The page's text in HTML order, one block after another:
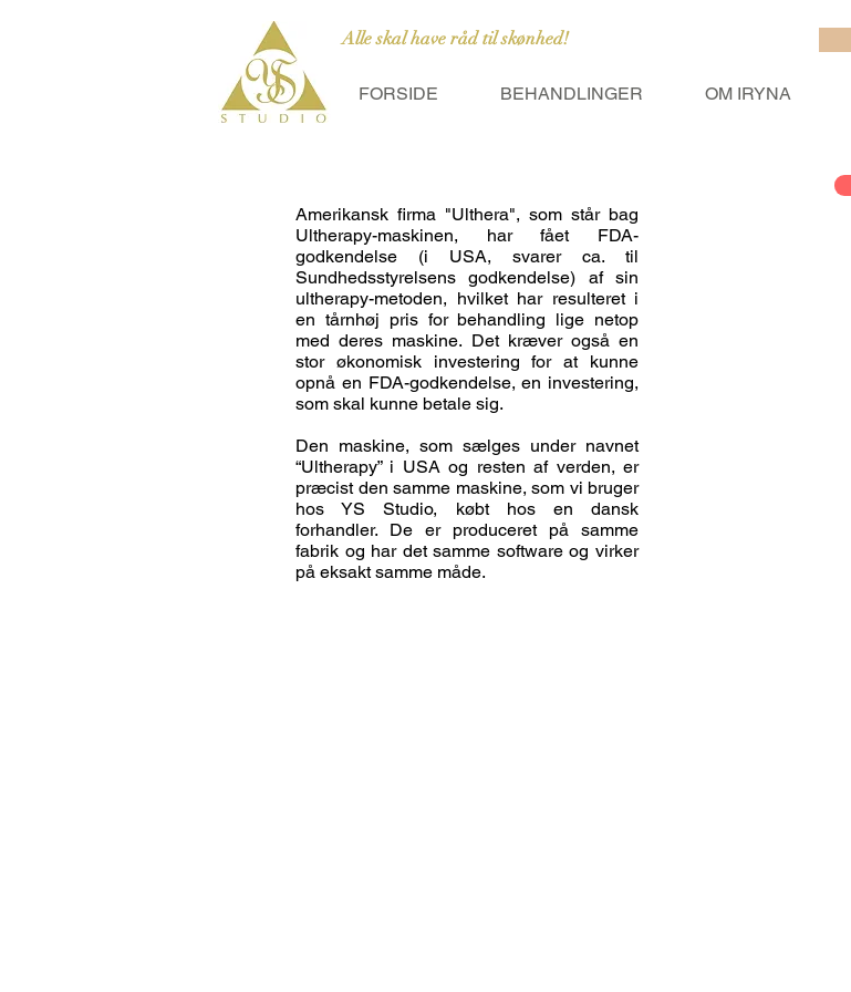
Alle skal have råd til skønhed!
FORSIDE BEHANDLINGER OM IRYNA
Amerikansk firma "Ulthera", som står bag
Ultherapy-maskinen, har fået FDA-
godkendelse (i USA, svarer ca. til
Sundhedsstyrelsens godkendelse) af sin
ultherapy-metoden, hvilket har resulteret i
en tårnhøj pris for behandling lige netop
med deres maskine. Det kræver også en
stor økonomisk investering for at kunne
opnå en FDA-godkendelse, en investering,
som skal kunne betale sig.
Den maskine, som sælges under navnet
“Ultherapy” i USA og resten af verden, er
præcist den samme maskine, som vi bruger
hos YS Studio, købt hos en dansk
forhandler. De er produceret på samme
fabrik og har det samme software og virker
på eksakt samme måde.